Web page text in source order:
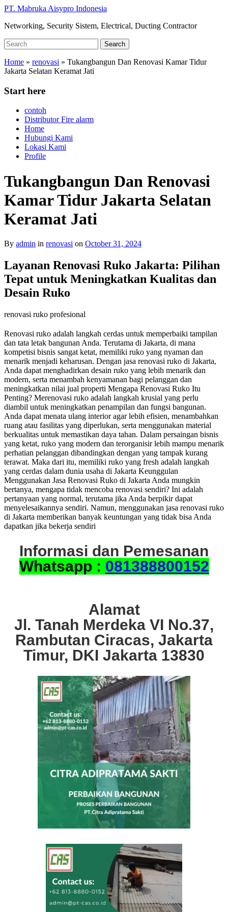
Skip
main
PT. Mabruka Aisypro Indonesia
Networking, Security Sistem, Electrical, Ducting Contractor
Search
for:
Search
Home » renovasi » Tukangbangun Dan Renovasi Kamar Tidur
Jakarta Selatan Keramat Jati
Start here
contoh
Distributor Fire alarm
Home
Hubungi Kami
Lokasi Kami
Profile
Tukangbangun Dan Renovasi
Kamar Tidur Jakarta Selatan
Keramat Jati
By admin in renovasi on October 31, 2024
Layanan Renovasi Ruko Jakarta: Pilihan
Tepat untuk Meningkatkan Kualitas dan
Desain Ruko
renovasi ruko profesional
Renovasi ruko adalah langkah cerdas untuk memperbaiki tampilan
dan tata letak bangunan Anda. Terutama di Jakarta, di mana
kompetisi bisnis sangat ketat, memiliki ruko yang nyaman dan
menarik menjadi keharusan. Dengan jasa renovasi ruko di Jakarta,
Anda dapat menghadirkan desain ruko yang lebih menarik dan
modern, serta menambah kenyamanan bagi pelanggan dan
meningkatkan nilai jual properti Mengapa Renovasi Ruko Itu
Penting? Merenovasi ruko adalah langkah krusial yang perlu
diambil untuk meningkatkan penampilan dan fungsi bangunan.
Anda dapat menata ulang interior agar lebih efisien, menambahkan
ruang atau fasilitas yang diperlukan, serta menggunakan material
berkualitas untuk memastikan daya tahan. Dalam persaingan bisnis
yang ketat, ruko yang modern dan terorganisir lebih mampu menarik
perhatian pelanggan dibandingkan dengan yang tampak kurang
terawat. Maka dari itu, memiliki ruko yang fresh adalah langkah
yang cerdas dalam dunia usaha di Jakarta Keunggulan
Menggunakan Jasa Renovasi Ruko di Jakarta Anda mungkin
bertanya, mengapa tidak mencoba renovasi sendiri? Ini adalah
pertanyaan yang normal, terutama jika Anda berpikir dapat
menyelesaikannya sendiri. Namun, menggunakan jasa renovasi ruko
di Jakarta memberikan banyak keuntungan yang tidak bisa Anda
dapatkan jika bekerja sendiri
Informasi dan Pemesanan
Whatsapp : 081388800152
Alamat
Jl. Tanah Merdeka VI No.37,
Rambutan Ciracas, Jakarta
Timur, DKI Jakarta 13830